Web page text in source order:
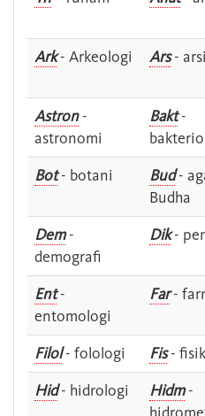
Ark- Arkeologi Ars-
Astron-
astronomi
Bakt-
Bot- botani Bud-
Budha
Dem-
demografi
Dik-
Ent-
entomologi
Far-
Filol- folologi Fis-
Hid- hidrologi Hidm-